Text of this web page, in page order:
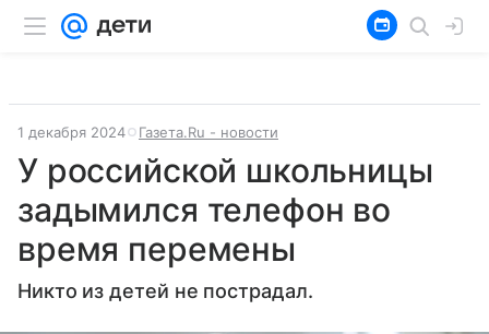
1 декабря 2024 Газета.Ru - новости
У российской школьницы
задымился телефон во
время перемены
Никто из детей не пострадал.